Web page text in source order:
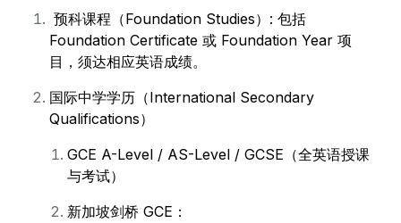
预科课程（Foundation Studies）: 包括
Foundation Certificate 或 Foundation Year 项
目，须达相应英语成绩。
国际中学学历（International Secondary
Qualifications）
GCE A-Level / AS-Level / GCSE（全英语授课
与考试）
新加坡剑桥 GCE：